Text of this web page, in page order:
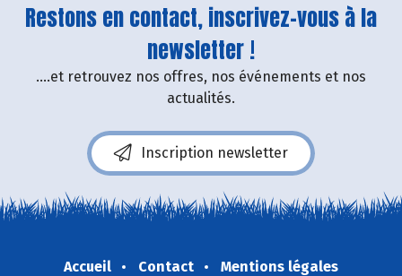
Restons en contact, inscrivez-vous à la
newsletter !
....et retrouvez nos offres, nos événements et nos
actualités.
Inscription newsletter
Accueil Contact
Mentions légales